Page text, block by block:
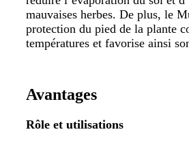
mauvaises herbes. De plus, le
protection du pied de la plante
températures et favorise ainsi
Avantages
Rôle et utilisations